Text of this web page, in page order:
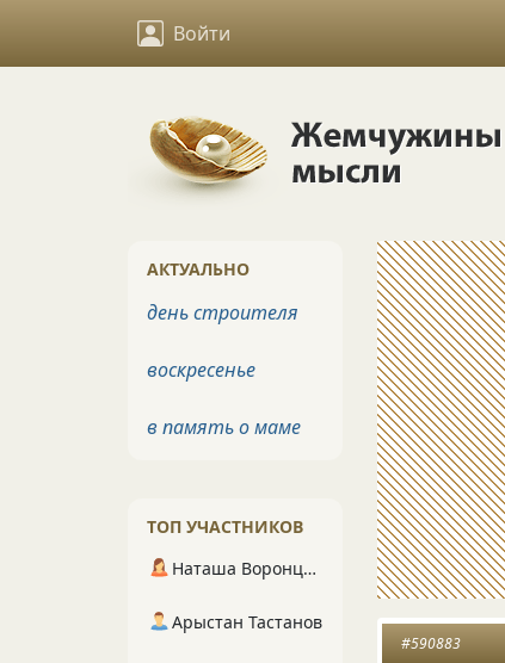
Войти
#590883
АКТУАЛЬНО
день строителя
воскресенье
в память о маме
ТОП УЧАСТНИКОВ
Наташа Воронцова
Арыстан Тастанов